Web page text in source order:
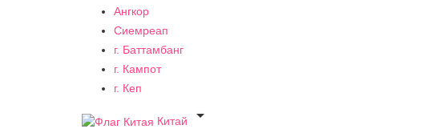
Ангкор
Сиемреап
г. Баттамбанг
г. Кампот
г. Кеп
Китай
